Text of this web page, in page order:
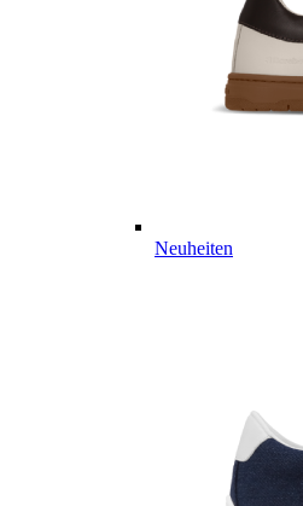
Neuheiten